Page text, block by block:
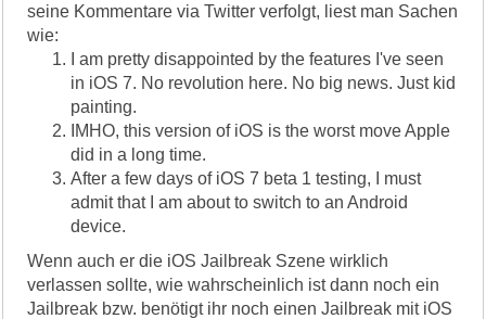
seine Kommentare via Twitter verfolgt, liest man Sachen
wie:
I am pretty disappointed by the features I've seen
in iOS 7. No revolution here. No big news. Just kid
painting.
IMHO, this version of iOS is the worst move Apple
did in a long time.
After a few days of iOS 7 beta 1 testing, I must
admit that I am about to switch to an Android
device.
Wenn auch er die iOS Jailbreak Szene wirklich
verlassen sollte, wie wahrscheinlich ist dann noch ein
Jailbreak bzw. benötigt ihr noch einen Jailbreak mit iOS